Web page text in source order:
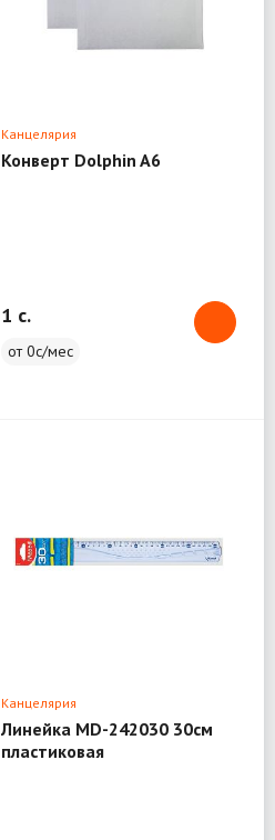
Канцелярия
Конверт Dolphin A6
1 c.
от 0с/мес
Канцелярия
Линейка MD-242030 30см
пластиковая